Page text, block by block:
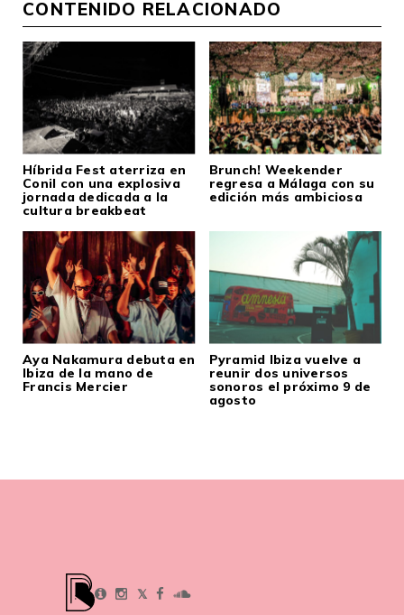
CONTENIDO RELACIONADO
Híbrida Fest aterriza en
Conil con una explosiva
jornada dedicada a la
cultura breakbeat
Brunch! Weekender
regresa a Málaga con su
edición más ambiciosa
Aya Nakamura debuta en
Ibiza de la mano de
Francis Mercier
Pyramid Ibiza vuelve a
reunir dos universos
sonoros el próximo 9 de
agosto
𝕏